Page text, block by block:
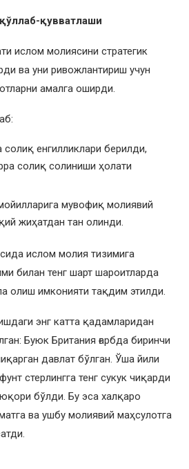
қўллаб-қувватлаши
ислом молиясини стратегик
ва уни ривожлантириш учун
амалга оширди.
солиқ енгилликлари берилди,
солиқ солиниши ҳолати
мувофиқ молиявий
жиҳатдан тан олинди.
ислом молия тизимига
билан тенг шарт шароитларда
олиш имконияти тақдим этилди.
энг катта қадамларидан
Буюк Британия ғарбда биринчи
давлат бўлган. Ўша йили
стерлингга тенг сукук чиқарди
бўлди. Бу эса халқаро
ва ушбу молиявий маҳсулотга